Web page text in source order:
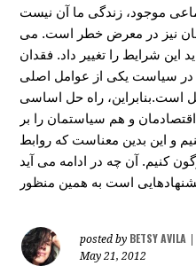
موجود، زندگی ما آن نیست
نیز در معرض خطر است. می
این شرایط را تغییر داد. فقدان
در سیاست یکی از عوامل اصلی
است.بنابراین، راه حل اساسی
و هم سیاستمان را بر
و این بدین معناست که روابط
کنیم. آن چه در ادامه می آید
posted by BETSY AVILA
May 21, 2012